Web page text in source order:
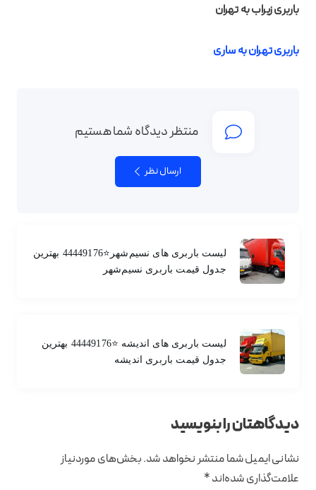
باربری زیراب به تهران
باربری تهران به ساری
منتظر دیدگاه شما هستیم
ارسال نظر
لیست باربری های نسیم‌شهر⭐️44449176 بهترین
جدول قیمت باربری نسیم‌شهر
لیست باربری های اندیشه ⭐️44449176 بهترین
جدول قیمت باربری اندیشه
دیدگاهتان را بنویسید
نشانی ایمیل شما منتشر نخواهد شد.بخش‌های موردنیاز
علامت‌گذاری شده‌اند*